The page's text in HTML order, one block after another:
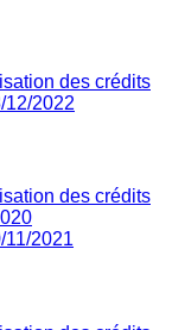
des crédits
12/2022
des crédits
2021